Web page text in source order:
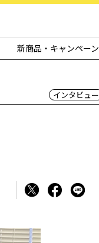
新商品・キャンペーン
インタビュー